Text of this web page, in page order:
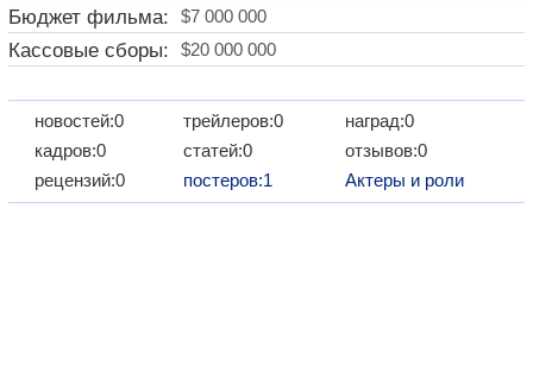
Бюджет фильма: $7 000 000
Кассовые сборы: $20 000 000
новостей:0
кадров:0
рецензий:0
трейлеров:0
статей:0
постеров:1
наград:0
отзывов:0
Актеры и роли